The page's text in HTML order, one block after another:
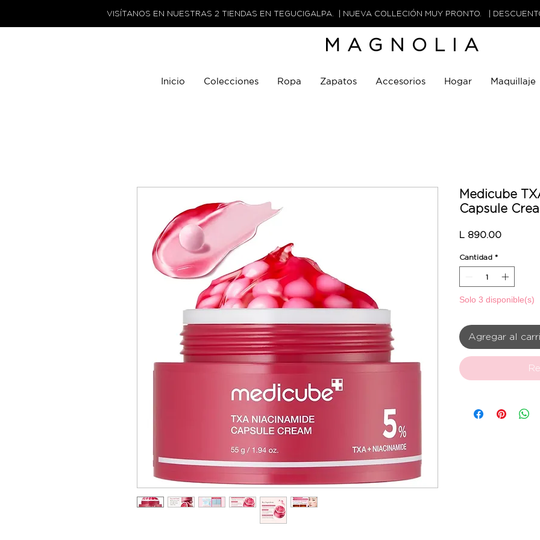
VISÍTANOS EN NUESTRAS 2 TIENDAS EN TEGUCIGALPA. | NUEVA COLLECIÓN MUY PRONTO. |
MAGNOLIA
Inicio Colecciones Ropa Zapatos Accesorios Hogar Maquillaje
Medicube
Capsule
L 890.00Precio
Cantidad *
Solo 3 disponible(s)
Agregar al